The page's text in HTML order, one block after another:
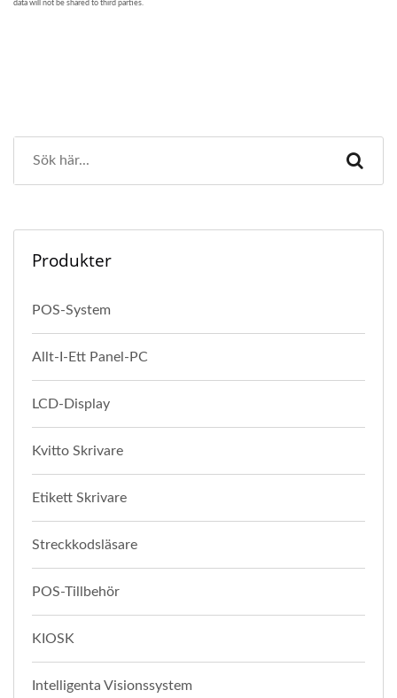
Produkter
POS-System
Allt-I-Ett Panel-PC
LCD-Display
Kvitto Skrivare
Etikett Skrivare
Streckkodsläsare
POS-Tillbehör
KIOSK
Intelligenta Visionssystem